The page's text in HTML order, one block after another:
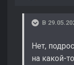
В
Нет,
на какой-